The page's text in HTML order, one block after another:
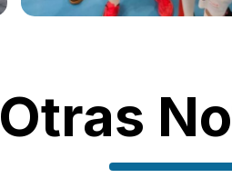
Otras